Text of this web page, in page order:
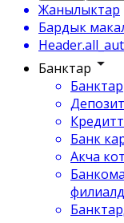
Жанылыктар
Бардык
Банктар
Банктар
Банк
Акча